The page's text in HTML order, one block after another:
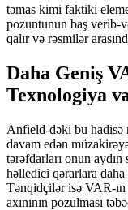
təmas kimi faktiki
pozuntunun baş verib-
qalır və rəsmilər
Daha Geniş
Texnologiya
Anfield-dəki bu hadisə
davam edən
tərəfdarları onun
həlledici qərarlara
Tənqidçilər isə VAR-ın
axınının pozulması